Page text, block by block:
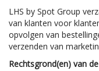
LHS by Spot Group
van klanten voor
opvolgen van
verzenden van
Rechtsgrond(en) van